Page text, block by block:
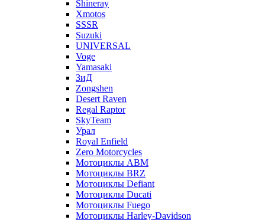
Shineray
Xmotos
SSSR
Suzuki
UNIVERSAL
Voge
Yamasaki
ЗиД
Zongshen
Desert Raven
Regal Raptor
SkyTeam
Урал
Royal Enfield
Zero Motorcycles
Мотоциклы ABM
Мотоциклы BRZ
Мотоциклы Defiant
Мотоциклы Ducati
Мотоциклы Fuego
Мотоциклы Harley-Davidson